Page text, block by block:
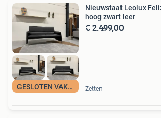
GESLOTEN VAKANTIE
Nieuwstaat Leolux
hoog zwart leer
€ 2.499,00
Zetten